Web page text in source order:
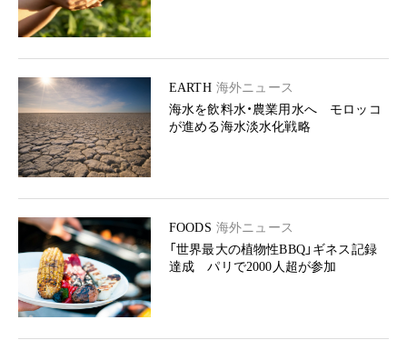
EARTH 海外ニュース
海水を飲料水・農業用水へ モロッコ
が進める海水淡水化戦略
FOODS 海外ニュース
「世界最大の植物性BBQ」ギネス記録
達成 パリで2000人超が参加